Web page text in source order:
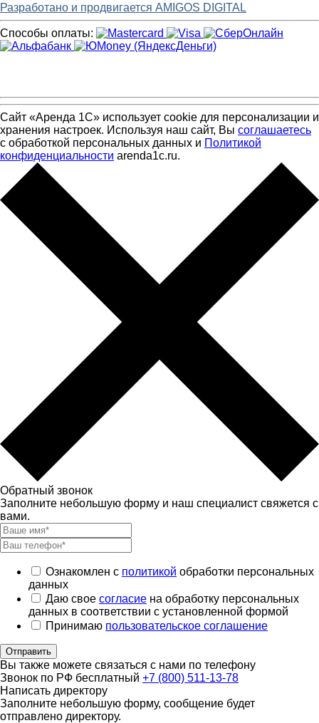
Разработано и продвигается AMIGOS DIGITAL
Способы оплаты:
Сайт «Аренда 1С» использует cookie для персонализации и
хранения настроек. Используя наш сайт, Вы соглашаетесь
с обработкой персональных данных и Политикой
конфиденциальности arenda1c.ru.
Обратный звонок
Заполните небольшую форму и наш специалист свяжется с
вами.
Ознакомлен с политикой обработки персональных
данных
Даю свое согласие на обработку персональных
данных в соответствии с установленной формой
Принимаю пользовательское соглашение
Отправить
Вы также можете связаться с нами по телефону
Звонок по РФ бесплатный +7 (800) 511-13-78
Написать директору
Заполните небольшую форму, сообщение будет
отправлено директору.